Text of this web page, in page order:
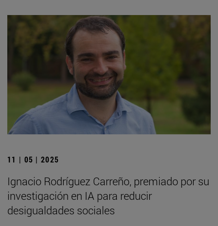
11 | 05 | 2025
Ignacio Rodríguez Carreño, premiado por su
investigación en IA para reducir
desigualdades sociales